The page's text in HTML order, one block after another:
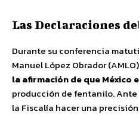
Las Declaraciones
Durante su conferencia
Manuel López Obrador (AMLO)
la afirmación de que México
producción de fentanilo.
la Fiscalía hacer una